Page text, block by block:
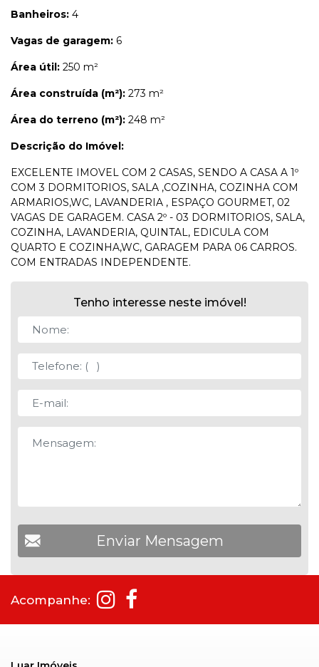
Banheiros: 4
Vagas de garagem: 6
Área útil: 250 m²
Área construída (m²): 273 m²
Área do terreno (m²): 248 m²
Descrição do Imóvel:
EXCELENTE IMOVEL COM 2 CASAS, SENDO A CASA A 1º
COM 3 DORMITORIOS, SALA ,COZINHA, COZINHA COM
ARMARIOS,WC, LAVANDERIA , ESPAÇO GOURMET, 02
VAGAS DE GARAGEM. CASA 2º - 03 DORMITORIOS, SALA,
COZINHA, LAVANDERIA, QUINTAL, EDICULA COM
QUARTO E COZINHA,WC, GARAGEM PARA 06 CARROS.
COM ENTRADAS INDEPENDENTE.
Tenho interesse neste imóvel!
Acompanhe: